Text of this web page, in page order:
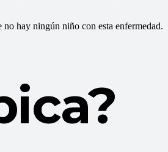
no hay ningún niño con esta enfermedad.